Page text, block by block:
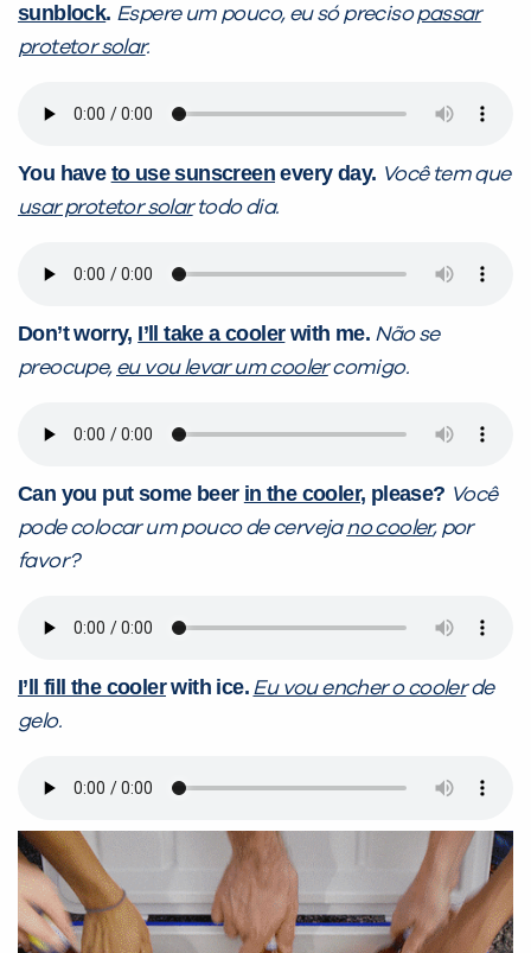
sunblock. Espere um pouco, eu só precisopassar
protetor solar.
You have to use sunscreen every day. Você tem que
usar protetor solartodo dia.
Don’t worry, I’ll take a coolerwith me. Não se
preocupe, eu vou levar um coolercomigo.
Can you put some beer in the cooler, please? Você
pode colocar um pouco de cervejano cooler, por
favor?
I’ll fill the coolerwith ice. Eu vou encher o coolerde
gelo.